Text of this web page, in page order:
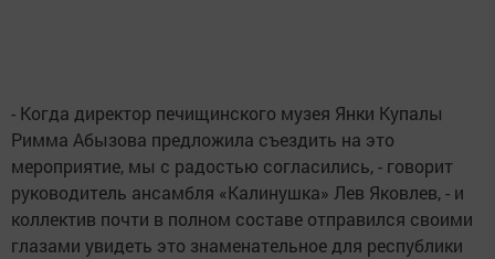
- Когда директор печищинского музея Янки Купалы
Римма Абызова предложила съездить на это
мероприятие, мы с радостью согласились, - говорит
руководитель ансамбля «Калинушка» Лев Яковлев, - и
коллектив почти в полном составе отправился своими
глазами увидеть это знаменательное для республики